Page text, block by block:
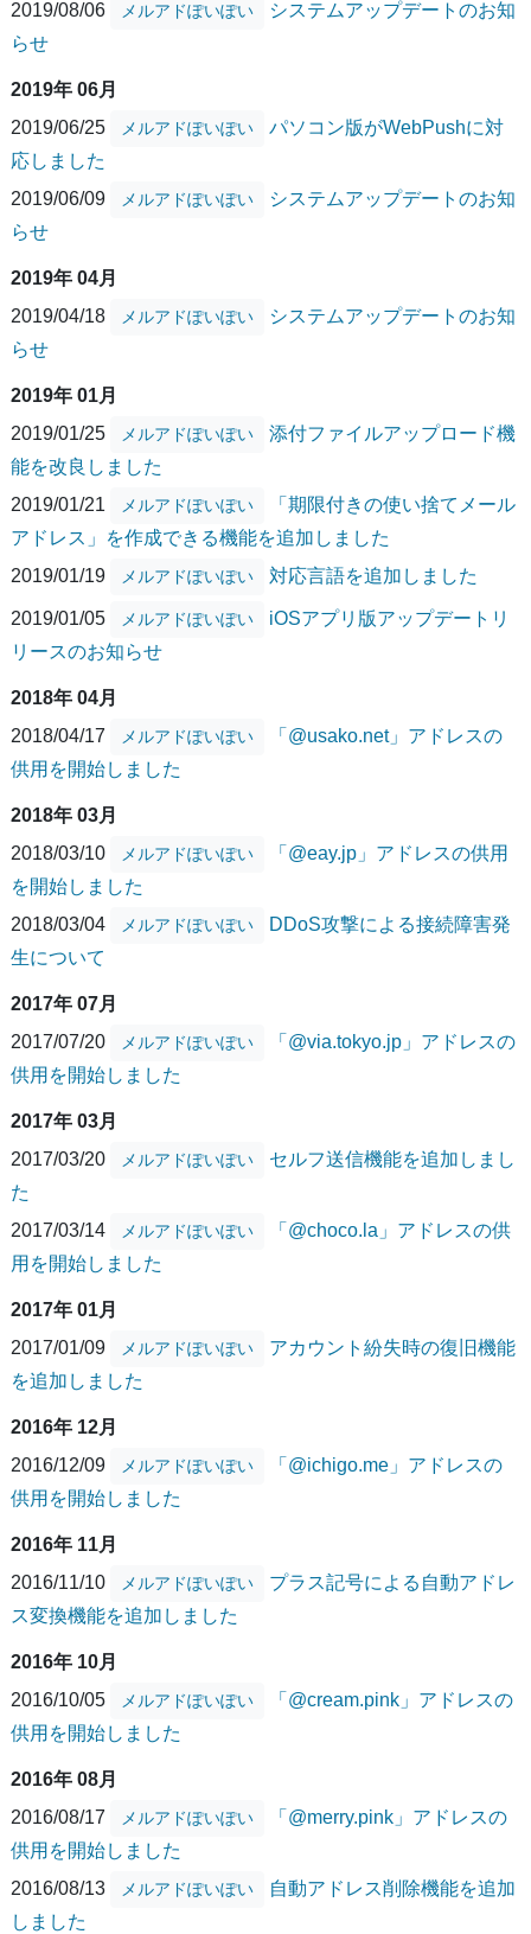
2019/08/06 メルアドぽいぽい
システムアップデートのお知
らせ
2019年 06月
2019/06/25
メルアドぽいぽい
パソコン版がWebPushに対
応しました
2019/06/09
メルアドぽいぽい
システムアップデートのお知
らせ
2019年 04月
2019/04/18
メルアドぽいぽい
システムアップデートのお知
らせ
2019年 01月
2019/01/25
メルアドぽいぽい
添付ファイルアップロード機
能を改良しました
2019/01/21
メルアドぽいぽい
「期限付きの使い捨てメール
アドレス」を作成できる機能を追加しました
2019/01/19
メルアドぽいぽい 対応言語を追加しました
2019/01/05 メルアドぽいぽい
iOSアプリ版アップデートリ
リースのお知らせ
2018年 04月
2018/04/17
メルアドぽいぽい
「@usako.net」アドレスの
供用を開始しました
2018年 03月
2018/03/10
メルアドぽいぽい
「@eay.jp」アドレスの供用
を開始しました
2018/03/04
メルアドぽいぽい
DDoS攻撃による接続障害発
生について
2017年 07月
2017/07/20
メルアドぽいぽい
「@via.tokyo.jp」アドレスの
供用を開始しました
2017年 03月
2017/03/20
メルアドぽいぽい
セルフ送信機能を追加しまし
た
2017/03/14
メルアドぽいぽい
「@choco.la」アドレスの供
用を開始しました
2017年 01月
2017/01/09
メルアドぽいぽい
アカウント紛失時の復旧機能
を追加しました
2016年 12月
2016/12/09
メルアドぽいぽい
「@ichigo.me」アドレスの
供用を開始しました
2016年 11月
2016/11/10
メルアドぽいぽい
プラス記号による自動アドレ
ス変換機能を追加しました
2016年 10月
2016/10/05
メルアドぽいぽい
「@cream.pink」アドレスの
供用を開始しました
2016年 08月
2016/08/17
メルアドぽいぽい
「@merry.pink」アドレスの
供用を開始しました
2016/08/13
メルアドぽいぽい
自動アドレス削除機能を追加
しました